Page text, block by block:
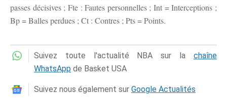
passes décisives ; Fte : Fautes personnelles ; Int = Interceptions ;
Bp = Balles perdues ; Ct : Contres ; Pts = Points.
Suivez toute l'actualité NBA sur la chaîne
WhatsApp de Basket USA
Suivez nous également sur Google Actualités